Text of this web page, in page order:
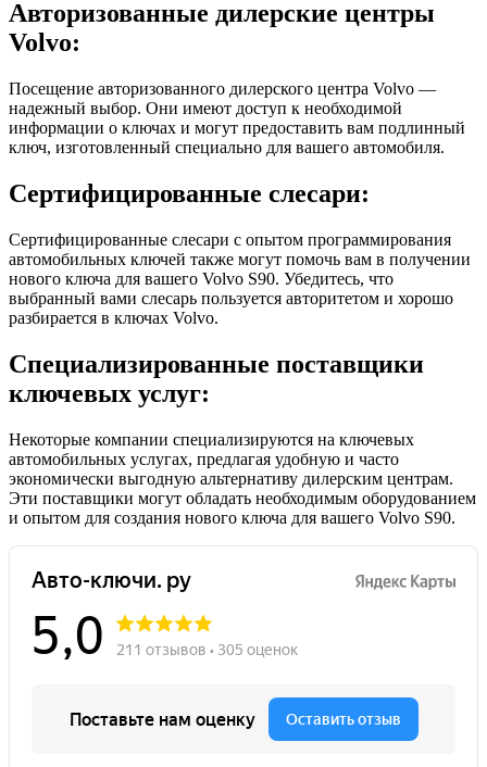
Авторизованные дилерские центры
Volvo:
Посещение авторизованного дилерского центра Volvo —
надежный выбор. Они имеют доступ к необходимой
информации о ключах и могут предоставить вам подлинный
ключ, изготовленный специально для вашего автомобиля.
Сертифицированные слесари:
Сертифицированные слесари с опытом программирования
автомобильных ключей также могут помочь вам в получении
нового ключа для вашего Volvo S90. Убедитесь, что
выбранный вами слесарь пользуется авторитетом и хорошо
разбирается в ключах Volvo.
Специализированные поставщики
ключевых услуг:
Некоторые компании специализируются на ключевых
автомобильных услугах, предлагая удобную и часто
экономически выгодную альтернативу дилерским центрам.
Эти поставщики могут обладать необходимым оборудованием
и опытом для создания нового ключа для вашего Volvo S90.